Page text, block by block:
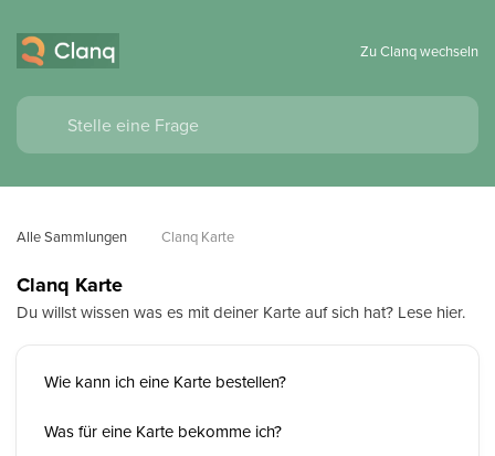
Zu Clanq wechseln
Alle Sammlungen Clanq Karte
Clanq Karte
Du willst wissen was es mit deiner Karte auf sich hat? Lese hier.
Wie kann ich eine Karte bestellen?
Was für eine Karte bekomme ich?